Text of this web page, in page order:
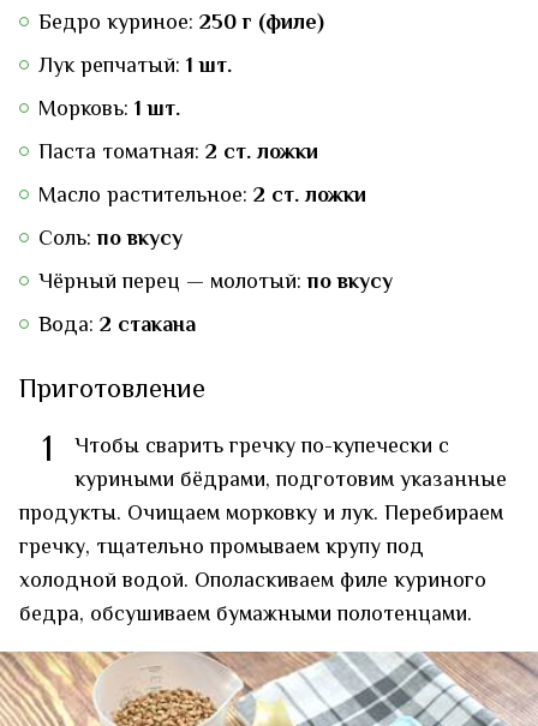
Бедро куриное: 250 г (филе)
Лук репчатый: 1 шт.
Морковь: 1 шт.
Паста томатная: 2 ст. ложки
Масло растительное: 2 ст. ложки
Соль:по вкусу
Чёрный перец — молотый:по вкусу
Вода: 2 стакана
Приготовление
1
Чтобы сварить гречку по-купечески с
куриными бёдрами, подготовим указанные
продукты. Очищаем морковку и лук. Перебираем
гречку, тщательно промываем крупу под
холодной водой. Ополаскиваем филе куриного
бедра, обсушиваем бумажными полотенцами.